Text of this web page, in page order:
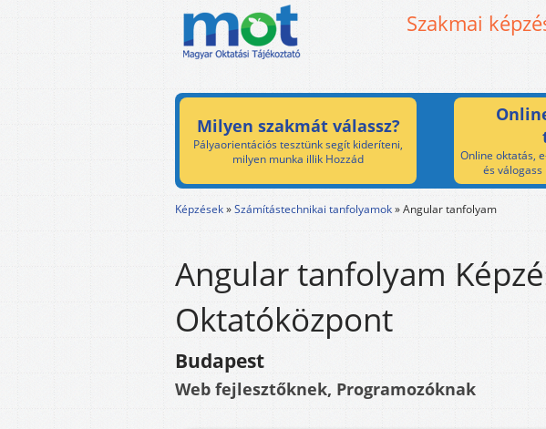
Szakmai
Milyen szakmát válassz?
Pályaorientációs tesztünk segít kideríteni,
milyen munka illik Hozzád
Online oktatás,
és
Képzések»Számítástechnikai tanfolyamok»Angular tanfolyam
Angular tanfolyam
Oktatóközpont
Budapest
Web fejlesztőknek, Programozóknak